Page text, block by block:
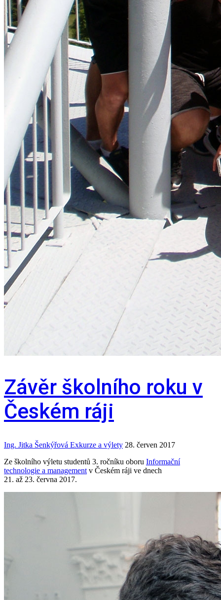
Závěr školního roku v
Českém ráji
Ing. Jitka Šenkýřová Exkurze a výlety 28. červen 2017
Ze školního výletu studentů 3. ročníku oboru Informační
technologie a management v Českém ráji ve dnech
21. až 23. června 2017.